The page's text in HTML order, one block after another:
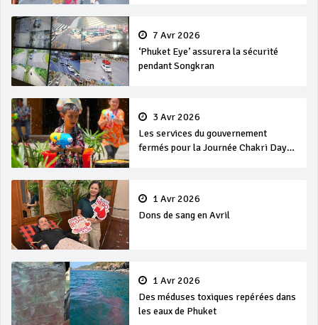
7 Avr 2026
‘Phuket Eye’ assurera la sécurité
pendant Songkran
3 Avr 2026
Les services du gouvernement
fermés pour la Journée Chakri Day
1 Avr 2026
Dons de sang en Avril
1 Avr 2026
Des méduses toxiques repérées dans
les eaux de Phuket